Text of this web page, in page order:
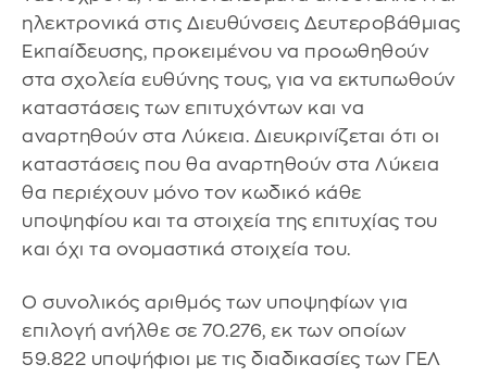
ηλεκτρονικά στις Διευθύνσεις Δευτεροβάθμιας
Εκπαίδευσης, προκειμένου να προωθηθούν
στα σχολεία ευθύνης τους, για να εκτυπωθούν
καταστάσεις των επιτυχόντων και να
αναρτηθούν στα Λύκεια. Διευκρινίζεται ότι οι
καταστάσεις που θα αναρτηθούν στα Λύκεια
θα περιέχουν μόνο τον κωδικό κάθε
υποψηφίου και τα στοιχεία της επιτυχίας του
και όχι τα ονομαστικά στοιχεία του.
O συνολικός αριθμός των υποψηφίων για
επιλογή ανήλθε σε 70.276, εκ των οποίων
59.822 υποψήφιοι με τις διαδικασίες των ΓΕΛ